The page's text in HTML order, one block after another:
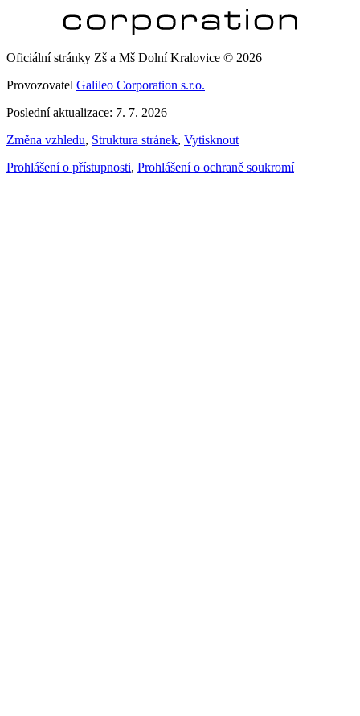
Oficiální stránky Zš a Mš Dolní Kralovice © 2026
Provozovatel Galileo Corporation s.r.o.
Poslední aktualizace: 7. 7. 2026
Změna vzhledu, Struktura stránek, Vytisknout
Prohlášení o přístupnosti, Prohlášení o ochraně soukromí